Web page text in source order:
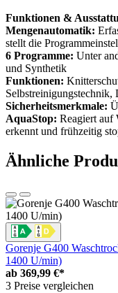
Funktionen &
Mengenautomatik:
stellt die
6 Programme: Unter
und Synthetik
Funktionen:
Sicherheitsmerkmale:
AquaStop: Reagiert auf
erkennt und frühzeitig
Ähnliche
Gorenje G400
1400 U/min)
ab 369,99 €*
3 Preise vergleichen